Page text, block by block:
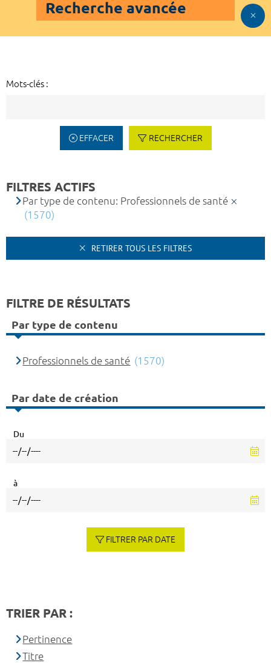
Recherche avancée
Mots-clés :
EFFACER RECHERCHER
FILTRES ACTIFS
Par type de contenu: Professionnels de santé
(1570)
RETIRER TOUS LES FILTRES
FILTRE DE RÉSULTATS
Par type de contenu
Professionnels de santé (1570)
Par date de création
Du
à
FILTRER PAR DATE
TRIER PAR :
Pertinence
Titre